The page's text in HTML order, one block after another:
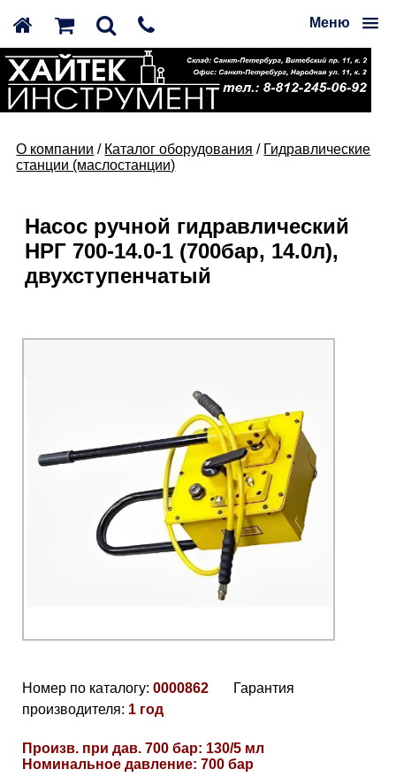
Меню
О компании / Каталог оборудования / Гидравлические
станции (маслостанции)
Насос ручной гидравлический
НРГ 700-14.0-1 (700бар, 14.0л),
двухступенчатый
Номер по каталогу: 0000862 Гарантия
производителя: 1 год
Произв. при дав. 700 бар: 130/5 мл
Номинальное давление: 700 бар